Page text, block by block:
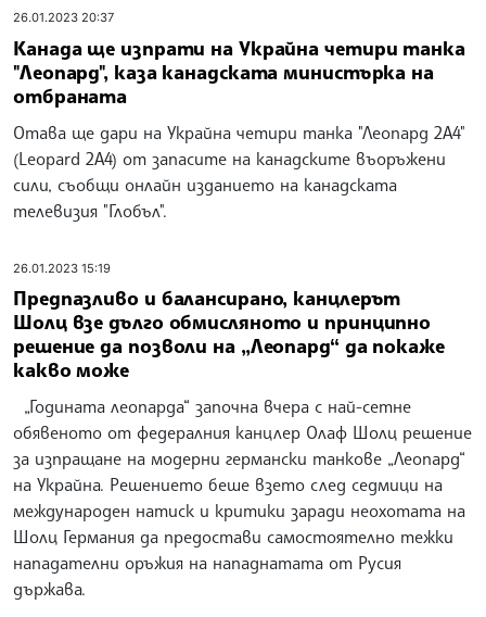
26.01.2023 20:37
Канада ще изпрати на Украйна четири танка
"Леопард", каза канадската министърка на
отбраната
Отава ще дари на Украйна четири танка "Леопард 2A4"
(Leopard 2A4) от запасите на канадските въоръжени
сили, съобщи онлайн изданието на канадската
телевизия "Глобъл".
26.01.2023 15:19
Предпазливо и балансирано, канцлерът
Шолц взе дълго обмисляното и принципно
решение да позволи на „Леопард“ да покаже
какво може
„Годината леопарда“ започна вчера с най-сетне
обявеното от федералния канцлер Олаф Шолц решение
за изпращане на модерни германски танкове „Леопард“
на Украйна. Решението беше взето след седмици на
международен натиск и критики заради неохотата на
Шолц Германия да предостави самостоятелно тежки
нападателни оръжия на нападнатата от Русия
държава.